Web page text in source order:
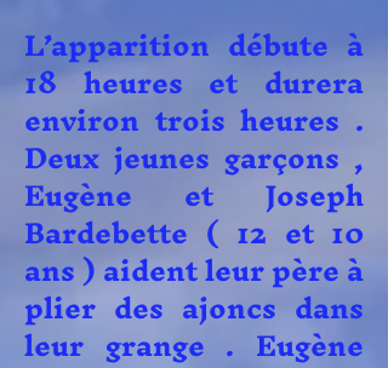
L’apparition débute à
18 heures et durera
environ trois heures .
Deux jeunes garçons ,
Eugène et Joseph
Bardebette ( 12 et 10
ans ) aident leur père à
plier des ajoncs dans
leur grange . Eugène